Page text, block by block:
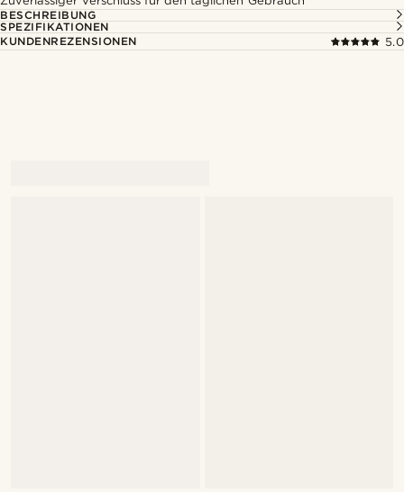
BESCHREIBUNG
SPEZIFIKATIONEN
KUNDENREZENSIONEN
5.0